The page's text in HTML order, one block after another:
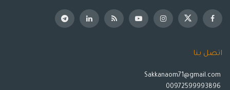
اتصل بنا
Sakkanaom71@gmail.com